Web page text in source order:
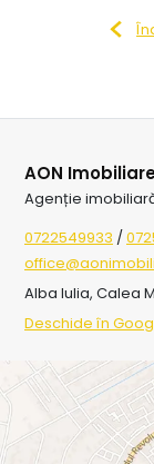
AON
Agenție
0722549933 /
Alba Iulia, Calea
Deschide în